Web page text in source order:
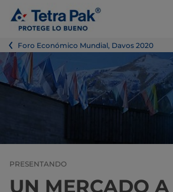
Foro Económico Mundial, Davos 2020
PRESENTANDO
UN MERCADO